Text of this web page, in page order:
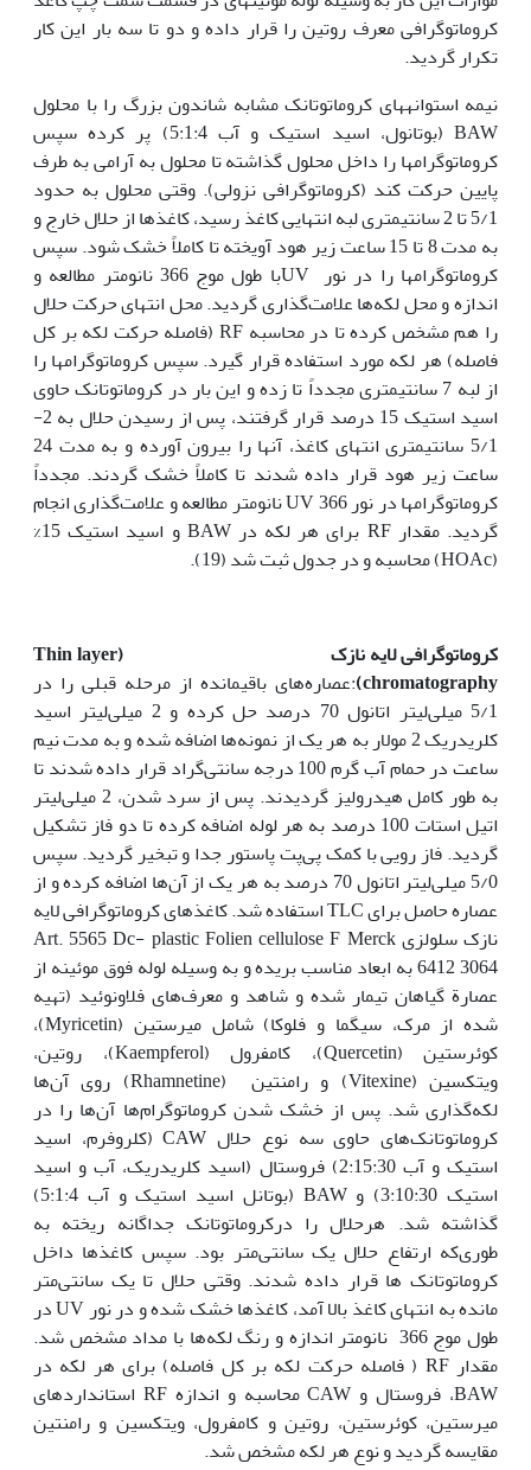
کروماتوگرافی معرف روتین را قرار داده و دو تا سه بار این کار
تکرار گردید.
نیمه استوانه‏های کروماتوتانک مشابه شاندون بزرگ را با محلول
BAW (بوتانول، اسید استیک و آب 5:1:4) پر کرده سپس
کروماتوگرام‏ها را داخل محلول گذاشته تا محلول به آرامی به طرف
پایین حرکت کند (کروماتوگرافی نزولی). وقتی محلول به حدود
5/1 تا 2 سانتی‏متری لبه انتهایی کاغذ رسید، کاغذها از حلال خارج و
به مدت 8 تا 15 ساعت زیر هود آویخته تا کاملاً خشک شود. سپس
کروماتوگرام‏ها را در نور ‏ UVبا طول موج 366 نانومتر مطالعه و
اندازه و محل لکه‌ها علامت‌گذاری گردید. محل انتهای حرکت حلال
را هم مشخص کرده تا در محاسبه RF (فاصله حرکت لکه بر کل
فاصله) هر لکه مورد استفاده قرار گیرد. سپس کروماتوگرام‏ها را
از لبه 7 سانتی‏متری مجدداً تا زده و این بار در کروماتوتانک حاوی
اسید استیک 15 درصد قرار گرفتند، پس از رسیدن حلال به 2-
5/1 سانتی‏‏متری انتهای کاغذ، آن‏ها را بیرون آورده و به مدت 24
ساعت زیر هود قرار داده شدند تا کاملاً خشک گردند. مجدداً
کروماتوگرام‏ها در نور UV 366 نانومتر مطالعه و علامت‌گذاری انجام
گردید. مقدار RF برای هر لکه در BAW و اسید استیک 15%
(HOAc) محاسبه و در جدول ثبت شد (19).
کروماتوگرافی لایه نازک(Thin layer
chromatography) :عصاره‌های باقیمانده از مرحله قبلی را در
5/1 میلی‌لیتر اتانول 70 درصد حل کرده و 2 میلی‌لیتر اسید
کلریدریک 2 مولار به هر یک از نمونه‌ها اضافه شده و به مدت نیم
ساعت در حمام آب گرم 100 درجه سانتی‌گراد قرار داده شدند تا
به طور کامل هیدرولیز گردیدند. پس از سرد شدن، 2 میلی‌لیتر
اتیل استات 100 درصد به هر لوله اضافه کرده تا دو فاز تشکیل
گردید. فاز رویی با کمک پی‌پت پاستور جدا و تبخیر گردید. سپس
5/0 میلی‌لیتر اتانول 70 درصد به هر یک از آن‌ها اضافه کرده و از
عصاره حاصل برای TLC استفاده شد. کاغذهای کروماتوگرافی لایه
نازک سلولزی Art. 5565 Dc- plastic Folien cellulose F Merck
6412 3064 به ابعاد مناسب بریده و به وسیله لوله فوق موئینه از
عصارة گیاهان تیمار شده و شاهد و معرف‌های فلاونوئید (تهیه
شده از مرک، سیگما و فلوکا) شامل میرستین (Myricetin)،
کوئرستین (Quercetin)، کامفرول (Kaempferol)، روتین،
ویتکسین (Vitexine) و رامنتین (Rhamnetine) روی آن‌ها
لکه‌گذاری شد. پس از خشک شدن کروماتوگرام‌ها آن‌ها را در
کروماتوتانک‌های حاوی سه نوع حلال CAW (کلروفرم، اسید
استیک و آب 2:15:30) فروستال (اسید کلریدریک، آب و اسید
استیک 3:10:30) و BAW (بوتانل اسید استیک و آب 5:1:4)
گذاشته شد. هرحلال را درکروماتوتانک جداگانه ریخته به
طوری‌که ارتفاع حلال یک سانتی‌متر بود. سپس کاغذها داخل
کروماتوتانک ها قرار داده شدند. وقتی حلال تا یک سانتی‌متر
مانده به انتهای کاغذ بالا آمد، کاغذها خشک شده و در نور UV در
طول موج 366 نانومتر اندازه و رنگ لکه‌ها با مداد مشخص شد.
مقدار RF ( فاصله حرکت لکه بر کل فاصله) برای هر لکه در
BAW، فروستال و CAW محاسبه و اندازه RF استانداردهای
میرستین، کوئرستین، روتین و کامفرول، ویتکسین و رامنتین
مقایسه گردید و نوع هر لکه مشخص شد.